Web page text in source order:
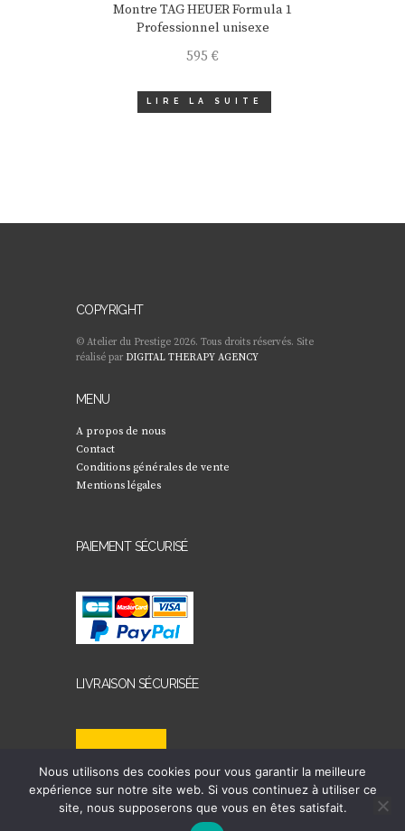
Montre TAG HEUER Formula 1
Professionnel unisexe
595 €
LIRE LA SUITE
COPYRIGHT
© Atelier du Prestige 2026. Tous droits réservés. Site
réalisé par DIGITAL THERAPY AGENCY
MENU
A propos de nous
Contact
Conditions générales de vente
Mentions légales
PAIEMENT SÉCURISÉ
LIVRAISON SÉCURISÉE
Nous utilisons des cookies pour vous garantir la meilleure
expérience sur notre site web. Si vous continuez à utiliser ce
site, nous supposerons que vous en êtes satisfait.